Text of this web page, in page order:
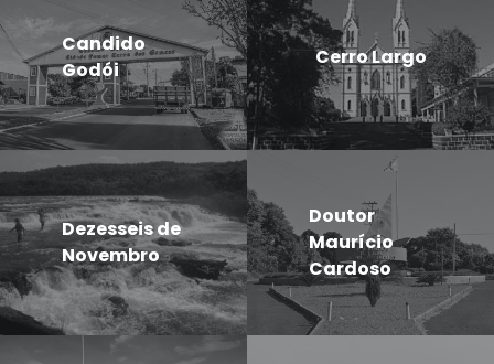
Candido
Godói
Cerro Largo
Dezesseis de
Novembro
Doutor
Maurício
Cardoso